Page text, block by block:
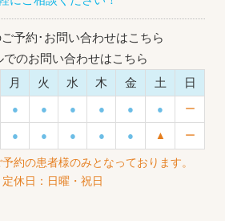
予約･お問い合わせはこちら
でのお問い合わせはこちら
月 火 水 木 金 土
日
● ● ● ● ● ● ー
● ● ● ● ● ▲ ー
約の患者様のみとなっております。
休日：日曜・祝日